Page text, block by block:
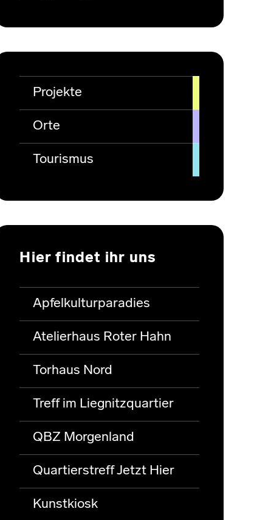
Projekte
Orte
Tourismus
Hier findet ihr uns
Apfelkulturparadies
Atelierhaus Roter Hahn
Torhaus Nord
Treff im Liegnitzquartier
QBZ Morgenland
Quartierstreff Jetzt Hier
Kunstkiosk